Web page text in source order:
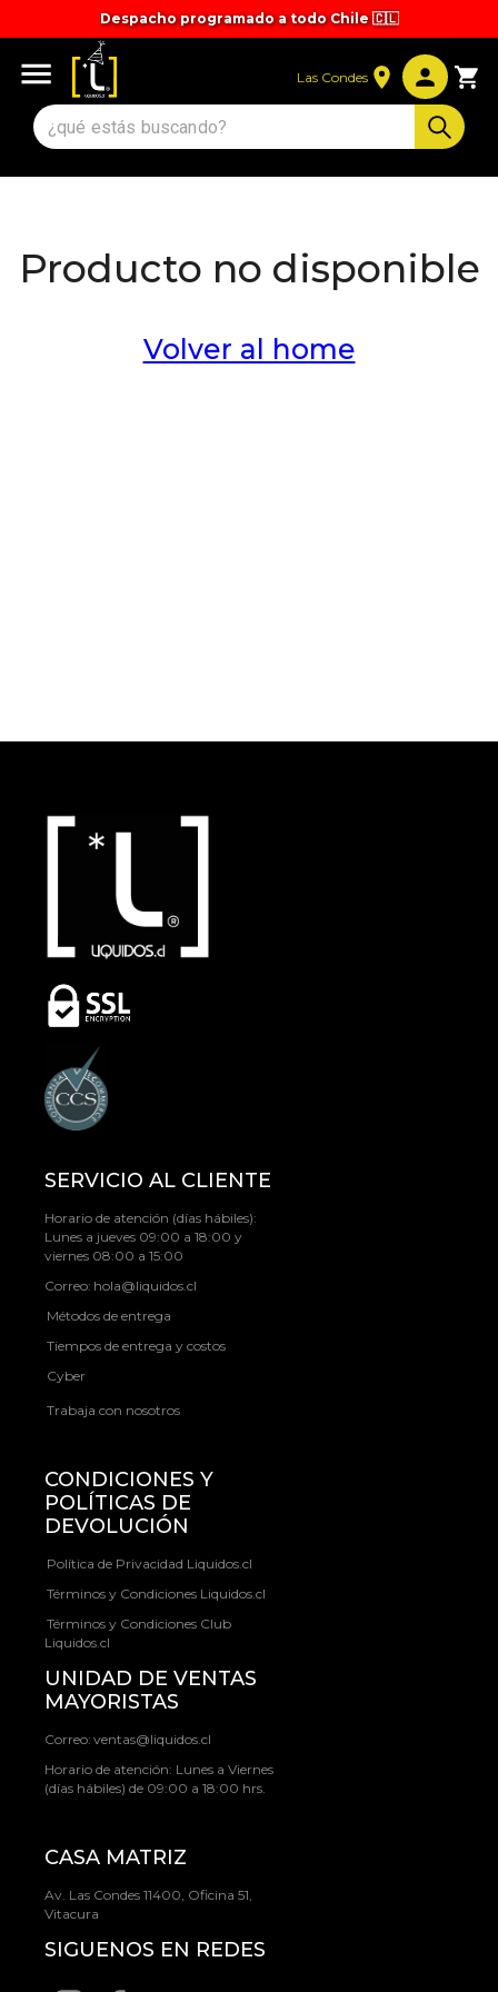
Despacho programado a todo Chile 🇨🇱
Tiempos y valores de despacho 🚚
Las Condes
Producto no disponible
Volver al home
SERVICIO AL CLIENTE
Horario de atención (días hábiles):
Lunes a jueves 09:00 a 18:00 y
viernes 08:00 a 15:00
Correo: hola@liquidos.cl
Métodos de entrega
Tiempos de entrega y costos
Cyber
Trabaja con nosotros
CONDICIONES Y
POLÍTICAS DE
DEVOLUCIÓN
Política de Privacidad Liquidos.cl
Términos y Condiciones Liquidos.cl
Términos y Condiciones Club
Liquidos.cl
UNIDAD DE VENTAS
MAYORISTAS
Correo: ventas@liquidos.cl
Horario de atención: Lunes a Viernes
(días hábiles) de 09:00 a 18:00 hrs.
CASA MATRIZ
Av. Las Condes 11400, Oficina 51,
Vitacura
SIGUENOS EN REDES